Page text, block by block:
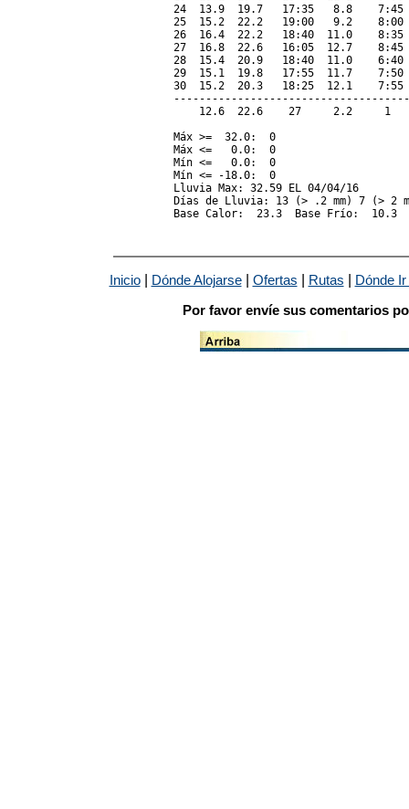
24  13.9  19.7   17:35   8.8
25  15.2  22.2   19:00   9.2
26  16.4  22.2   18:40  11.0
27  16.8  22.6   16:05  12.7
28  15.4  20.9   18:40  11.0
29  15.1  19.8   17:55  11.7
30  15.2  20.3   18:25  12.1
12.6  22.6    27     2.2     1
Máx >=  32.0:  0
Máx <=   0.0:  0
Mín <=   0.0:  0
Mín <= -18.0:  0
Lluvia Max: 32.59 EL 04/04/16
Días de Lluvia: 13 (> .2 mm) 7 (> 2
Inicio| Dónde Alojarse| Ofertas Rutas Dónde
Por favor envíe sus comentarios